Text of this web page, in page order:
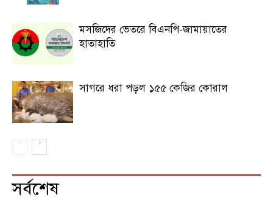
মসজিদের ভেতরে বিএনপি-জামায়াতের
হাতাহাতি
সাগরে ধরা পড়ল ১৫৫ কেজির কোরাল
সর্বশেষ